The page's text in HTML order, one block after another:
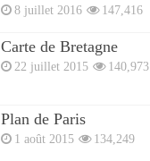
8 juillet 2016 147,416
Carte de Bretagne
22 juillet 2015 140,973
Plan de Paris
1 août 2015 134,249